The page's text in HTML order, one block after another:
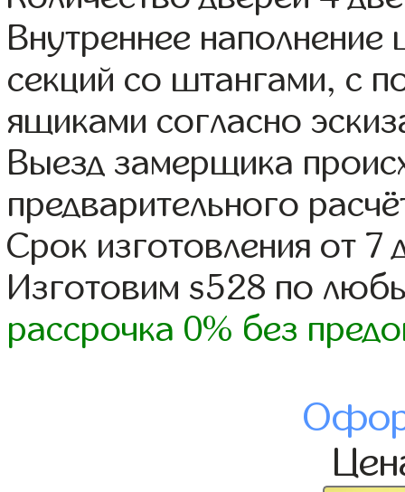
Внутреннее
секций со штангами, с
ящиками согласно
Выезд замерщика
предварительного
Срок изготовления от 7
Изготовим s528 по
рассрочка 0% без